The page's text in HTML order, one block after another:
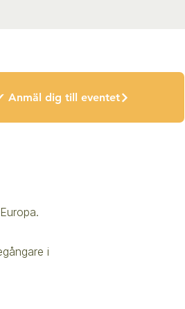
Anmäl dig till eventet
i